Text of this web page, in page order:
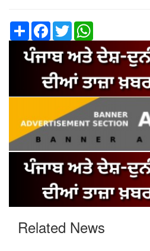
Share Facebook
Twitter
Related News